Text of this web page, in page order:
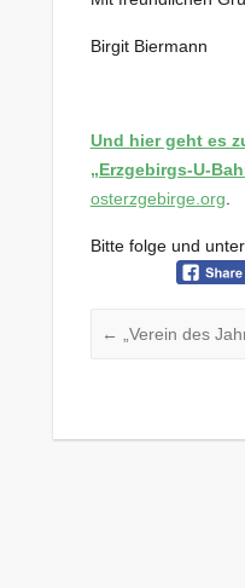
Birgit Biermann
Und hier geht es
„Erzgebirgs-U-
osterzgebirge.org
Bitte folge und
← „Verein des